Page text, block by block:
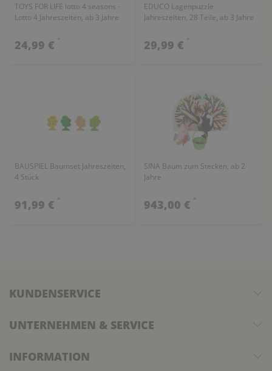
TOYS FOR LIFE lotto 4 seasons -
Lotto 4 Jahreszeiten, ab 3 Jahre
24,99 € *
EDUCO Lagenpuzzle
Jahreszeiten, 28 Teile, ab 3 Jahre
29,99 € *
BAUSPIEL Baumset Jahreszeiten,
4 Stück
91,99 € *
SINA Baum zum Stecken, ab 2
Jahre
943,00 € *
KUNDENSERVICE
UNTERNEHMEN & SERVICE
INFORMATION